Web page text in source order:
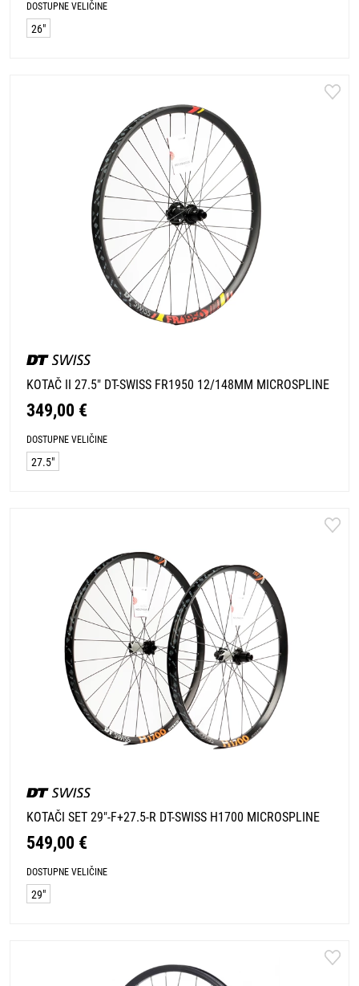
DOSTUPNE VELIČINE
26"
KOTAČ II 27.5" DT-SWISS FR1950 12/148MM MICROSPLINE
349,00 €
DOSTUPNE VELIČINE
27.5"
KOTAČI SET 29"-F+27.5-R DT-SWISS H1700 MICROSPLINE
549,00 €
DOSTUPNE VELIČINE
29"